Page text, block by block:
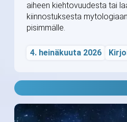
aiheen kiehtovuudesta tai
kiinnostuksesta
pisimmälle.
4. heinäkuuta 2026